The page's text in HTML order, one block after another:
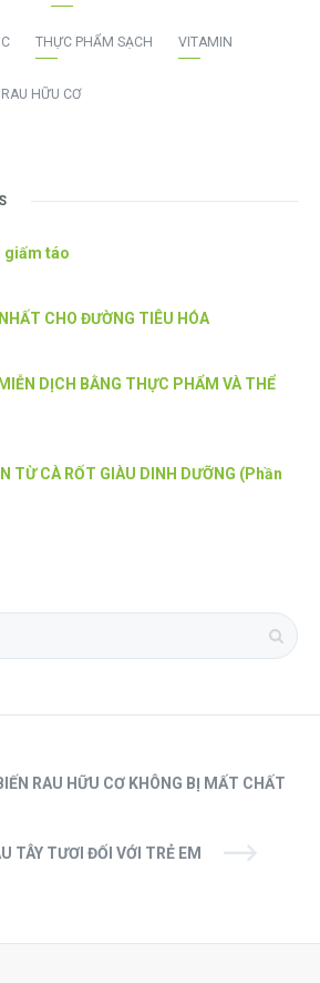
THỰC PHẨM SẠCH VITAMIN
HỮU CƠ
giấm táo
CHO ĐƯỜNG TIÊU HÓA
DỊCH BẰNG THỰC PHẨM VÀ THỂ
TỪ CÀ RỐT GIÀU DINH DƯỠNG (Phần
RAU HỮU CƠ KHÔNG BỊ MẤT CHẤT
TÂY TƯƠI ĐỐI VỚI TRẺ EM